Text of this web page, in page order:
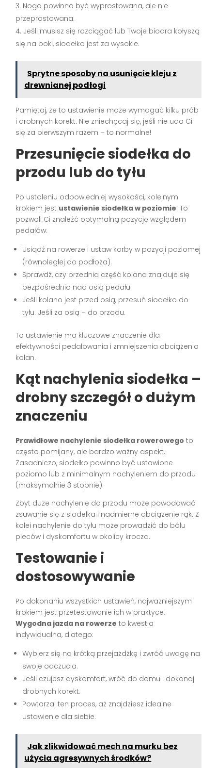
Noga powinna być wyprostowana, ale nie
przeprostowana.
Jeśli musisz się rozciągać lub Twoje biodra kołyszą
się na boki, siodełko jest za wysokie.
Sprytne sposoby na usunięcie kleju z
drewnianej podłogi
Pamiętaj, że to ustawienie może wymagać kilku prób
i drobnych korekt. Nie zniechęcaj się, jeśli nie uda Ci
się za pierwszym razem – to normalne!
Przesunięcie siodełka do
przodu lub do tyłu
Po ustaleniu odpowiedniej wysokości, kolejnym
krokiem jest ustawienie siodełka w poziomie. To
pozwoli Ci znaleźć optymalną pozycję względem
pedałów:
Usiądź na rowerze i ustaw korby w pozycji poziomej
(równoległej do podłoża).
Sprawdź, czy przednia część kolana znajduje się
bezpośrednio nad osią pedału.
Jeśli kolano jest przed osią, przesuń siodełko do
tyłu. Jeśli za osią – do przodu.
To ustawienie ma kluczowe znaczenie dla
efektywności pedałowania i zmniejszenia obciążenia
kolan.
Kąt nachylenia siodełka –
drobny szczegół o dużym
znaczeniu
Prawidłowe nachylenie siodełka rowerowego to
często pomijany, ale bardzo ważny aspekt.
Zasadniczo, siodełko powinno być ustawione
poziomo lub z minimalnym nachyleniem do przodu
(maksymalnie 3 stopnie).
Zbyt duże nachylenie do przodu może powodować
zsuwanie się z siodełka i nadmierne obciążenie rąk. Z
kolei nachylenie do tyłu może prowadzić do bólu
pleców i dyskomfortu w okolicy krocza.
Testowanie i
dostosowywanie
Po dokonaniu wszystkich ustawień, najważniejszym
krokiem jest przetestowanie ich w praktyce.
Wygodna jazda na rowerze to kwestia
indywidualna, dlatego:
Wybierz się na krótką przejażdżkę i zwróć uwagę na
swoje odczucia.
Jeśli czujesz dyskomfort, wróć do domu i dokonaj
drobnych korekt.
Powtarzaj ten proces, aż znajdziesz idealne
ustawienie dla siebie.
Jak zlikwidować mech na murku bez
użycia agresywnych środków?